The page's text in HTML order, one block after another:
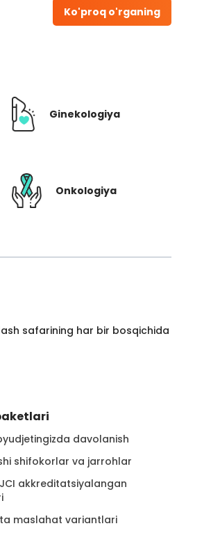
Ko'proq o'rganing
Ginekologiya
Onkologiya
safarining har bir bosqichida
davolanish
shifokorlar va jarrohlar
JCI akkreditatsiyalangan
maslahat variantlari